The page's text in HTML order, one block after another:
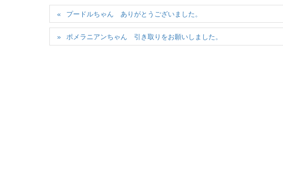
プードルちゃん ありがとうございました。
ポメラニアンちゃん 引き取りをお願いしました。